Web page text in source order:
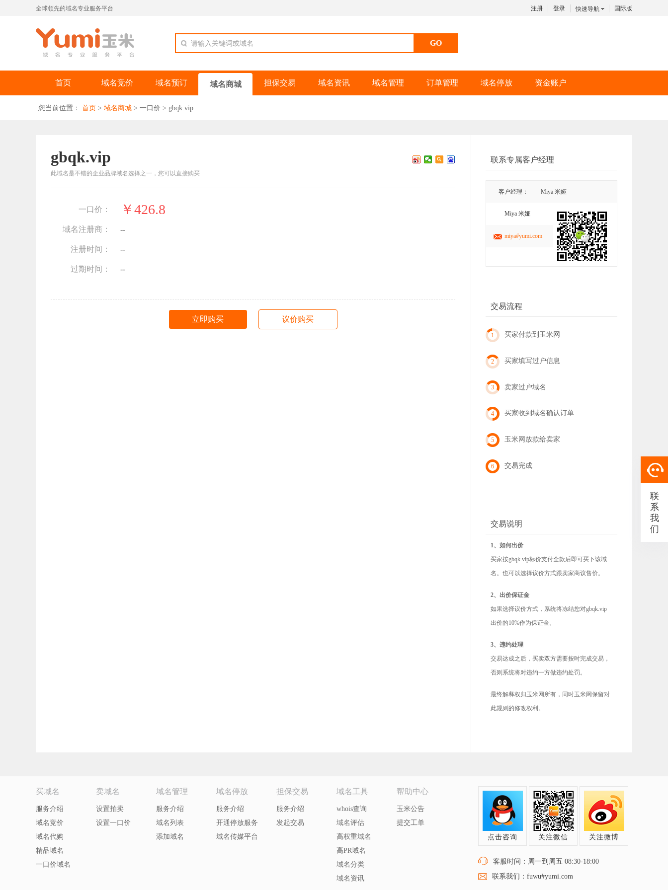
全球领先的域名专业服务平台 注册 登录 快速导航 国际版
请输入关键词或域名
首页 域名竞价 域名预订 域名商城 担保交易 域名资讯 域名管理 订单管理 域名停放 资金账户
您当前位置： 首页 > 域名商城 > 一口价 > gbqk.vip
gbqk.vip
此域名是不错的企业品牌域名选择之一，您可以直接购买
一口价： ￥426.8
域名注册商： --
注册时间： --
过期时间： --
联系专属客户经理
客户经理： Miya 米娅
Miya 米娅
miya#yumi.com
交易流程
1 买家付款到玉米网
2 买家填写过户信息
3 卖家过户域名
4 买家收到域名确认订单
5 玉米网放款给卖家
6 交易完成
交易说明
1、如何出价
买家按gbqk.vip标价支付全款后即可买下该域
名。也可以选择议价方式跟卖家商议售价。
2、出价保证金
如果选择议价方式，系统将冻结您对gbqk.vip
出价的10%作为保证金。
3、违约处理
交易达成之后，买卖双方需要按时完成交易，
否则系统将对违约一方做违约处罚。
最终解释权归玉米网所有，同时玉米网保留对
此规则的修改权利。
买域名
服务介绍
域名竞价
域名代购
精品域名
一口价域名
卖域名
设置拍卖
设置一口价
域名管理
服务介绍
域名列表
添加域名
域名停放
服务介绍
开通停放服务
域名传媒平台
担保交易
服务介绍
发起交易
域名工具
whois查询
域名评估
高权重域名
高PR域名
域名分类
域名资讯
帮助中心
玉米公告
提交工单
点击咨询
关注微信 关注微博
客服时间：周一到周五 08:30-18:00
联系我们：fuwu#yumi.com
联
系
我
们